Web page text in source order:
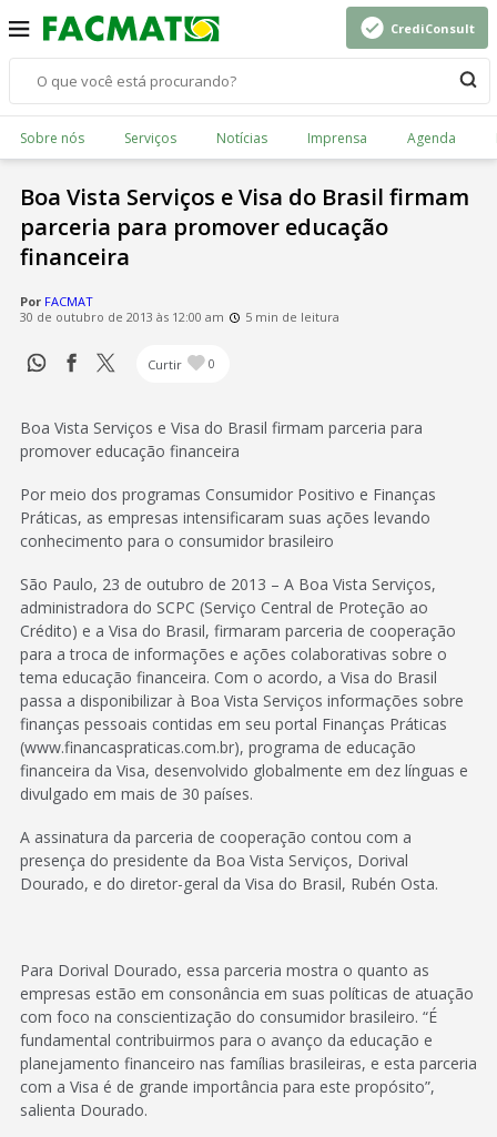
CrediConsult
Sobre nós Serviços Notícias Imprensa Agenda
Boa Vista Serviços e Visa do Brasil firmam
parceria para promover educação
financeira
Por FACMAT
30 de outubro de 2013 às 12:00 am
5 min de leitura
Curtir 0
Boa Vista Serviços e Visa do Brasil firmam parceria para
promover educação financeira
Por meio dos programas Consumidor Positivo e Finanças
Práticas, as empresas intensificaram suas ações levando
conhecimento para o consumidor brasileiro
São Paulo, 23 de outubro de 2013 – A Boa Vista Serviços,
administradora do SCPC (Serviço Central de Proteção ao
Crédito) e a Visa do Brasil, firmaram parceria de cooperação
para a troca de informações e ações colaborativas sobre o
tema educação financeira. Com o acordo, a Visa do Brasil
passa a disponibilizar à Boa Vista Serviços informações sobre
finanças pessoais contidas em seu portal Finanças Práticas
(www.financaspraticas.com.br), programa de educação
financeira da Visa, desenvolvido globalmente em dez línguas e
divulgado em mais de 30 países.
A assinatura da parceria de cooperação contou com a
presença do presidente da Boa Vista Serviços, Dorival
Dourado, e do diretor-geral da Visa do Brasil, Rubén Osta.
Para Dorival Dourado, essa parceria mostra o quanto as
empresas estão em consonância em suas políticas de atuação
com foco na conscientização do consumidor brasileiro. “É
fundamental contribuirmos para o avanço da educação e
planejamento financeiro nas famílias brasileiras, e esta parceria
com a Visa é de grande importância para este propósito”,
salienta Dourado.